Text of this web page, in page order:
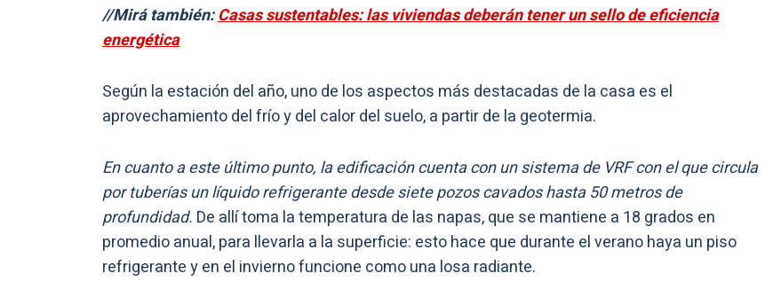
//Mirá también:Casas sustentables: las viviendas deberán tener un sello de eficiencia
energética
Según la estación del año, uno de los aspectos más destacadas de la casa es el
aprovechamiento del frío y del calor del suelo, a partir de la geotermia.
En cuanto a este último punto, la edificación cuenta con un sistema de VRF con el que circula
por tuberías un líquido refrigerante desde siete pozos cavados hasta 50 metros de
profundidad. De allí toma la temperatura de las napas, que se mantiene a 18 grados en
promedio anual, para llevarla a la superficie: esto hace que durante el verano haya un piso
refrigerante y en el invierno funcione como una losa radiante.